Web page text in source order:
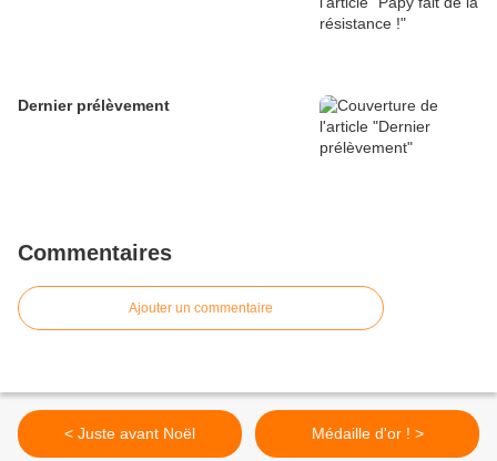
Dernier prélèvement
Commentaires
Ajouter un commentaire
< Juste avant Noël Médaille d'or ! >